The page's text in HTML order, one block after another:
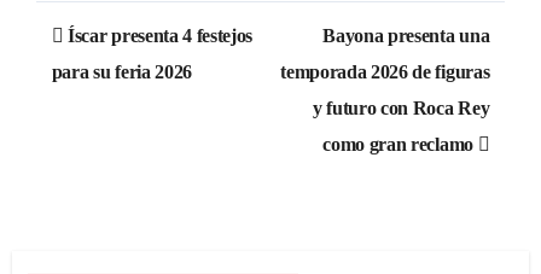
Navegación
de
Íscar presenta 4 festejos
para su feria 2026
Bayona presenta una
temporada 2026 de figuras
y futuro con Roca Rey
como gran reclamo